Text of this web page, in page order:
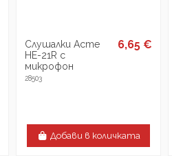
Слушалки Acme
HE-21R с
микрофон
28503
6,65 €
Добави в количката